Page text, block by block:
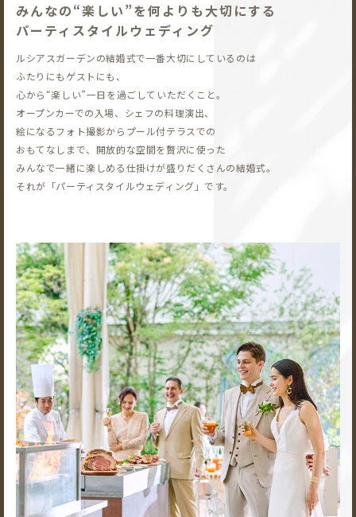
みんなの“楽しい”を何よりも大切にする
パーティスタイルウェディング
ルシアスガーデンの結婚式で一番大切にしているのは
ふたりにもゲストにも、
心から“楽しい”一日を過ごしていただくこと。
オープンカーでの入場、シェフの料理演出、
絵になるフォト撮影から プール付テラスでの
おもてなしまで、開放的な空間を贅沢に使った
みんなで一緒に楽しめる仕掛けが盛りだくさんの結婚式。
それが「パーティスタイルウェディング」です。